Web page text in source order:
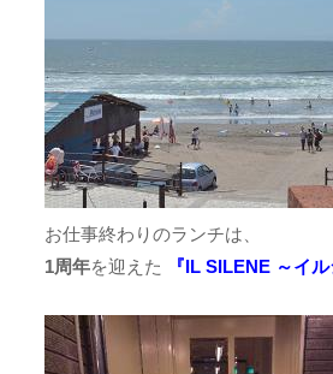
お仕事終わりのランチは、
1周年を迎えた 『IL SILENE ～イル